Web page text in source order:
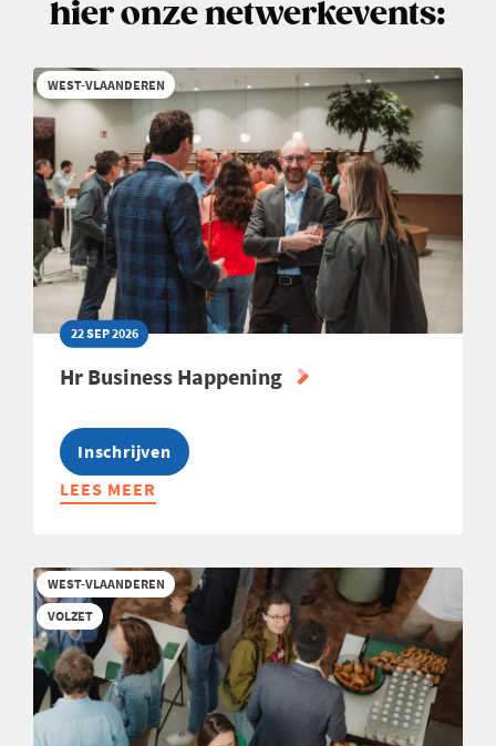
hier onze netwerkevents:
WEST-VLAANDEREN
22 SEP 2026
Hr Business Happening
Inschrijven
LEES MEER
ABOUT
HAPPENING
WEST-VLAANDEREN
VOLZET